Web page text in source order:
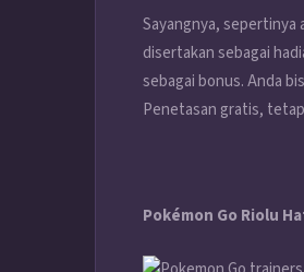
Sayangnya, sepertinya
disertakan sebagai
sebagai bonus. Anda
Penetasan gratis,
Pokémon Go Riolu